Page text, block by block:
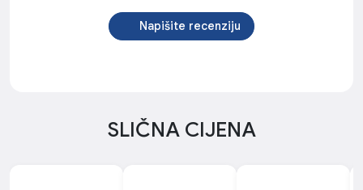
Napišite recenziju
SLIČNA CIJENA